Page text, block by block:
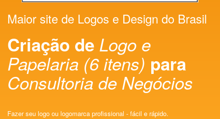
Maior site de Logos e Design do Brasil
Criação de Logo e
Papelaria (6 itens) para
Consultoria de Negócios
Fazer seu logo ou logomarca profissional - fácil e rápido.